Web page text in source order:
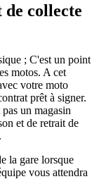
collecte
; C'est un point
motos. A cet
votre moto
prêt à signer.
un magasin
et de retrait de
la gare lorsque
vous attendra